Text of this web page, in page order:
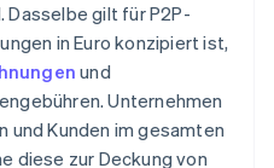
Dasselbe gilt für P2P-
in Euro konzipiert ist,
und
Unternehmen
und Kunden im gesamten
diese zur Deckung von